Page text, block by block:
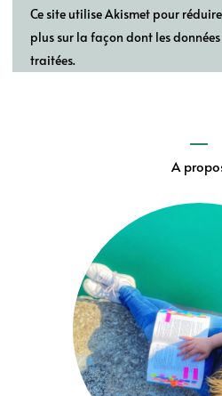
Ce site utilise Akismet pour
plus sur la façon dont les
traitées.
A